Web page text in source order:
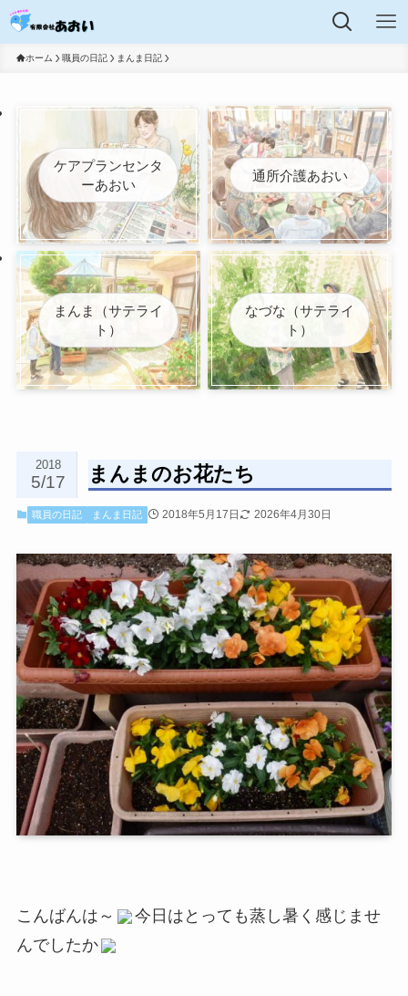
ホーム 職員の日記 まんま日記
ケアプランセンタ
ーあおい
通所介護あおい
まんま（サテライ
ト）
なづな（サテライ
ト）
まんまのお花たち
2018
5/17
職員の日記 まんま日記 2018年5月17日 2026年4月30日
こんばんは～
今日はとっても蒸し暑く感じませ
んでしたか